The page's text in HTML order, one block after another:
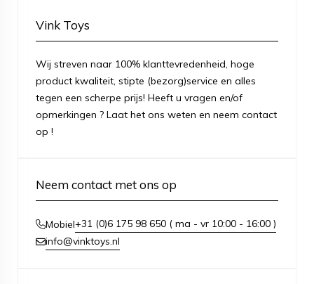
Vink Toys
Wij streven naar 100% klanttevredenheid, hoge
product kwaliteit, stipte (bezorg)service en alles
tegen een scherpe prijs! Heeft u vragen en/of
opmerkingen ? Laat het ons weten en neem contact
op !
Neem contact met ons op
Mobiel+31 (0)6 175 98 650 ( ma - vr 10:00 - 16:00 )
info@vinktoys.nl